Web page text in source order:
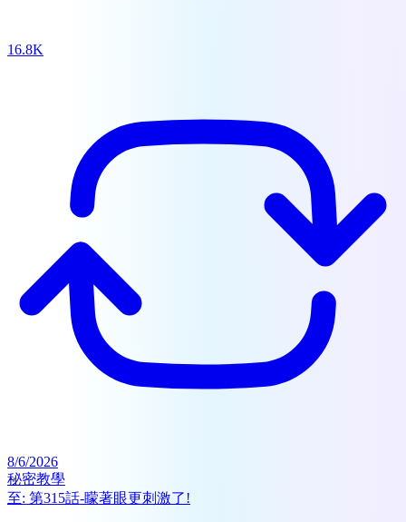
16.8K
8/6/2026
秘密教學
至: 第315話-矇著眼更刺激了!